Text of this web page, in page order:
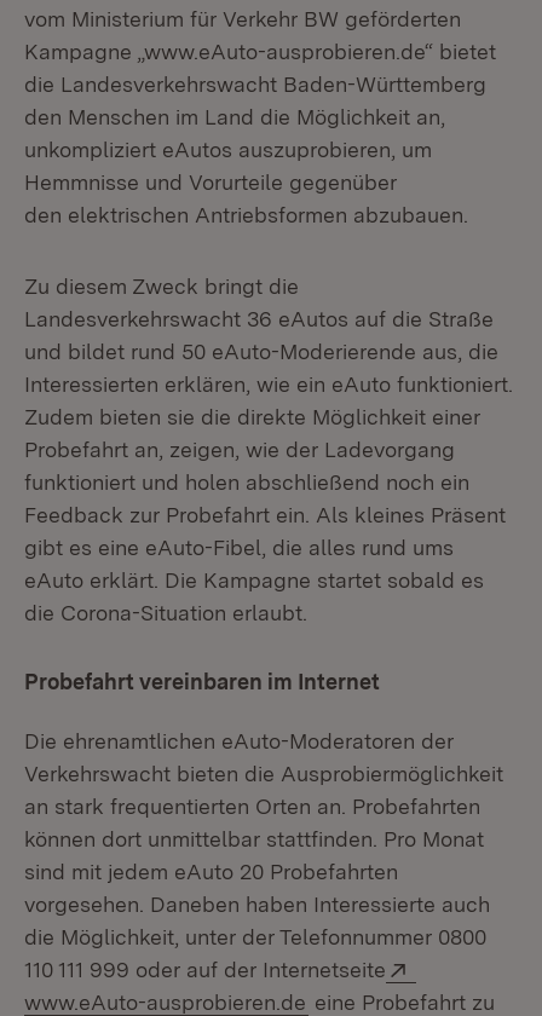
vom Ministerium für Verkehr BW geförderten
Kampagne „www.eAuto-ausprobieren.de“ bietet
die Landesverkehrswacht Baden-Württemberg
den Menschen im Land die Möglichkeit an,
unkompliziert eAutos auszuprobieren, um
Hemmnisse und Vorurteile gegenüber
den elektrischen Antriebsformen abzubauen.
Zu diesem Zweck bringt die
Landesverkehrswacht 36 eAutos auf die Straße
und bildet rund 50 eAuto-Moderierende aus, die
Interessierten erklären, wie ein eAuto funktioniert.
Zudem bieten sie die direkte Möglichkeit einer
Probefahrt an, zeigen, wie der Ladevorgang
funktioniert und holen abschließend noch ein
Feedback zur Probefahrt ein. Als kleines Präsent
gibt es eine eAuto-Fibel, die alles rund ums
eAuto erklärt. Die Kampagne startet sobald es
die Corona-Situation erlaubt.
Probefahrt vereinbaren im Internet
Die ehrenamtlichen eAuto-Moderatoren der
Verkehrswacht bieten die Ausprobiermöglichkeit
an stark frequentierten Orten an. Probefahrten
können dort unmittelbar stattfinden. Pro Monat
sind mit jedem eAuto 20 Probefahrten
vorgesehen. Daneben haben Interessierte auch
die Möglichkeit, unter der Telefonnummer 0800
110 111 999 oder auf der Internetseite
www.eAuto-ausprobieren.de (Öffnet in neuem
eine Probefahrt zu